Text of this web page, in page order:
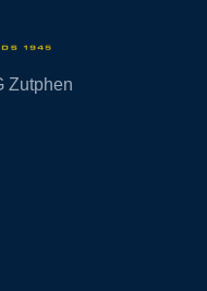
Zutphen